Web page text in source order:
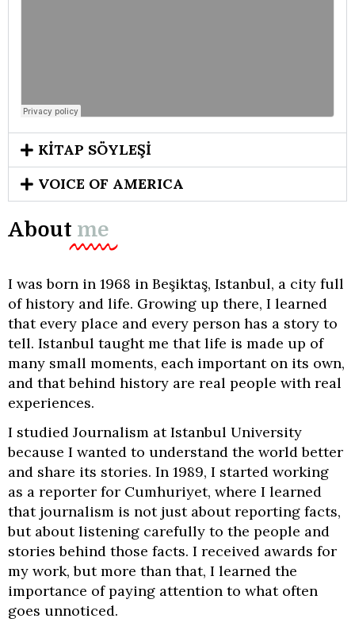
KİTAP SÖYLEŞİ
VOICE OF AMERICA
About me
I was born in 1968 in Beşiktaş, Istanbul, a city full
of history and life. Growing up there, I learned
that every place and every person has a story to
tell. Istanbul taught me that life is made up of
many small moments, each important on its own,
and that behind history are real people with real
experiences.
I studied Journalism at Istanbul University
because I wanted to understand the world better
and share its stories. In 1989, I started working
as a reporter for Cumhuriyet, where I learned
that journalism is not just about reporting facts,
but about listening carefully to the people and
stories behind those facts. I received awards for
my work, but more than that, I learned the
importance of paying attention to what often
goes unnoticed.